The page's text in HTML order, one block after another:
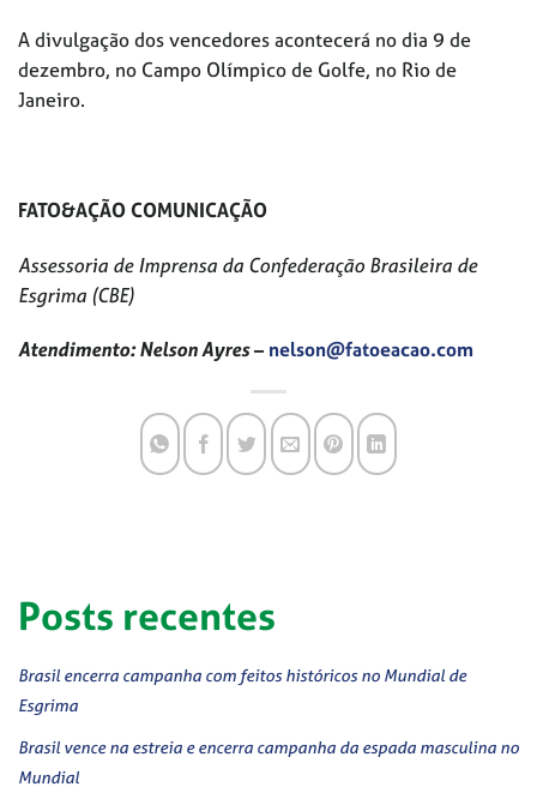
A divulgação dos vencedores acontecerá no dia 9 de
dezembro, no Campo Olímpico de Golfe, no Rio de
Janeiro.
FATO&AÇÃO COMUNICAÇÃO
Assessoria de Imprensa da Confederação Brasileira de
Esgrima (CBE)
Atendimento: Nelson Ayres– nelson@fatoeacao.com
Posts recentes
Brasil encerra campanha com feitos históricos no Mundial de
Esgrima
Brasil vence na estreia e encerra campanha da espada masculina no
Mundial